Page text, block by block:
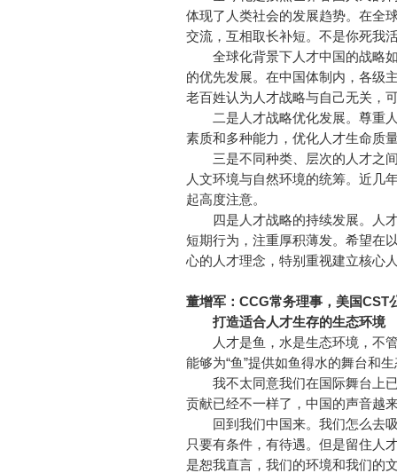
体现了人类社会的发展趋势。在全
交流，互相取长补短。不是你死我
全球化背景下人才中国的战略如
的优先发展。在中国体制内，各级
老百姓认为人才战略与自己无关，
二是人才战略优化发展。尊重人
素质和多种能力，优化人才生命质
三是不同种类、层次的人才之间
人文环境与自然环境的统筹。近几
起高度注意。
四是人才战略的持续发展。人才
短期行为，注重厚积薄发。希望在
心的人才理念，特别重视建立核心
董增军：CCG常务理事，美国CST
打造适合人才生存的生态环境
人才是鱼，水是生态环境，不管
能够为“鱼”提供如鱼得水的舞台和
我不太同意我们在国际舞台上已
贡献已经不一样了，中国的声音越
回到我们中国来。我们怎么去吸
只要有条件，有待遇。但是留住人
是恕我直言，我们的环境和我们的